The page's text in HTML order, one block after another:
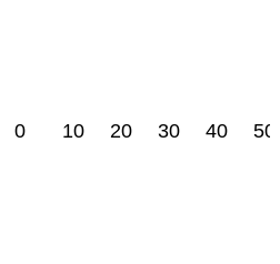
0 10 20 30 40 50